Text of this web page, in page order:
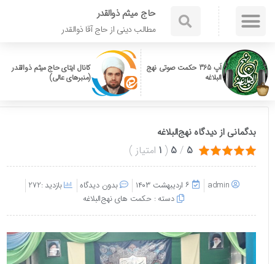
حاج میثم ذوالقدر
مطالب دینی از حاج آقا ذوالقدر
اَپ 365 حکمت صوتی نهج
البلاغه
کانال ایتای حاج میثم ذوالقدر
(منبرهای عالی)
بدگمانی از دیدگاه نهج‌البلاغه
5
/
5
( امتیاز)
admin ۶ اردیبهشت ۱۴۰۳ بدون دیدگاه
بازدید :272
دسته :حکمت های نهج‌البلاغه